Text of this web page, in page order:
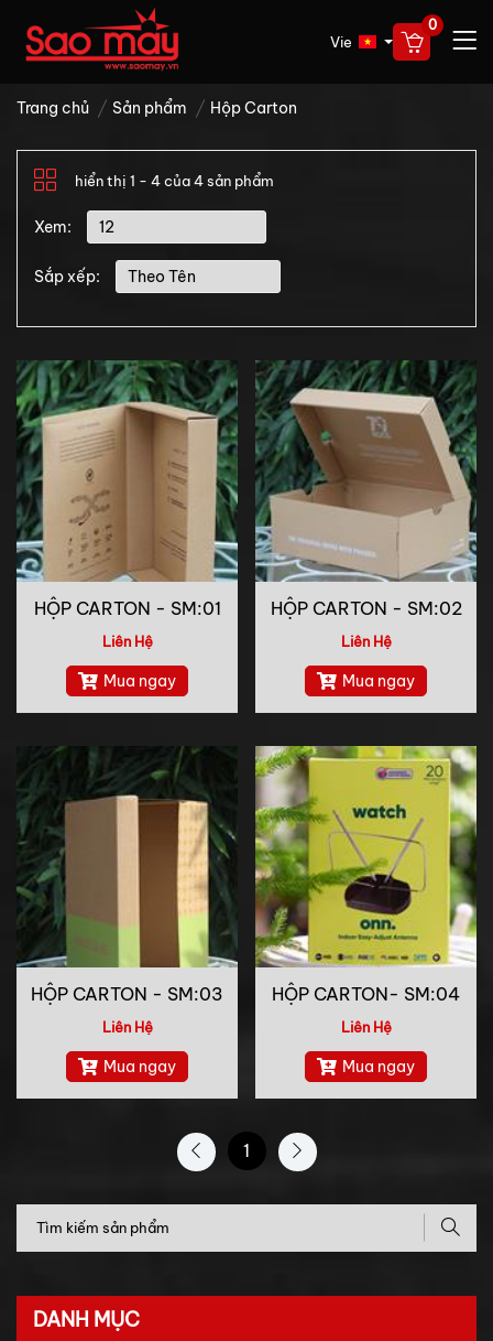
Vie
0
Trang chủ Sản phẩm Hộp Carton
hiển thị 1 - 4 của 4 sản phẩm
Xem:
Sắp xếp:
HỘP CARTON - SM:01
Liên Hệ
Mua ngay
HỘP CARTON - SM:02
Liên Hệ
Mua ngay
HỘP CARTON - SM:03
Liên Hệ
Mua ngay
HỘP CARTON- SM:04
Liên Hệ
Mua ngay
1
DANH MỤC